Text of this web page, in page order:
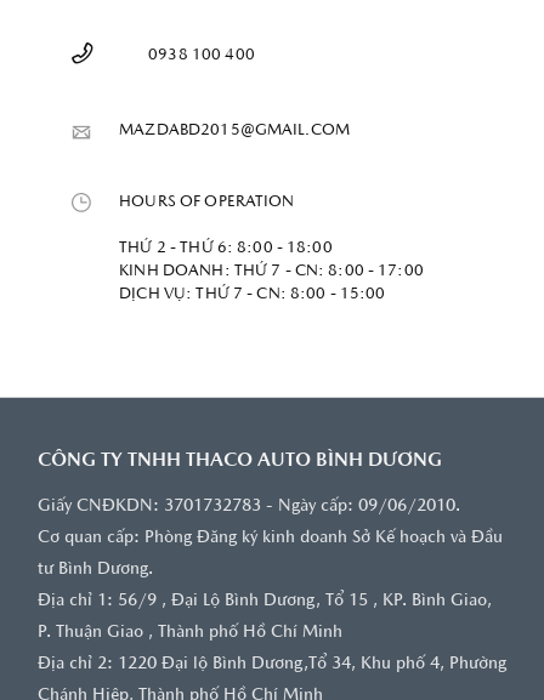
0938 100 400
MAZDABD2015@GMAIL.COM
HOURS OF OPERATION
THỨ 2 - THỨ 6: 8:00 - 18:00
KINH DOANH: THỨ 7 - CN: 8:00 - 17:00
DỊCH VỤ: THỨ 7 - CN: 8:00 - 15:00
CÔNG TY TNHH THACO AUTO BÌNH DƯƠNG
Giấy CNĐKDN: 3701732783 - Ngày cấp: 09/06/2010.
Cơ quan cấp: Phòng Đăng ký kinh doanh Sở Kế hoạch và Đầu
tư Bình Dương.
Địa chỉ 1: 56/9 , Đại Lộ Bình Dương, Tổ 15 , KP. Bình Giao,
P. Thuận Giao , Thành phố Hồ Chí Minh
Địa chỉ 2: 1220 Đại lộ Bình Dương,Tổ 34, Khu phố 4, Phường
Chánh Hiệp, Thành phố Hồ Chí Minh